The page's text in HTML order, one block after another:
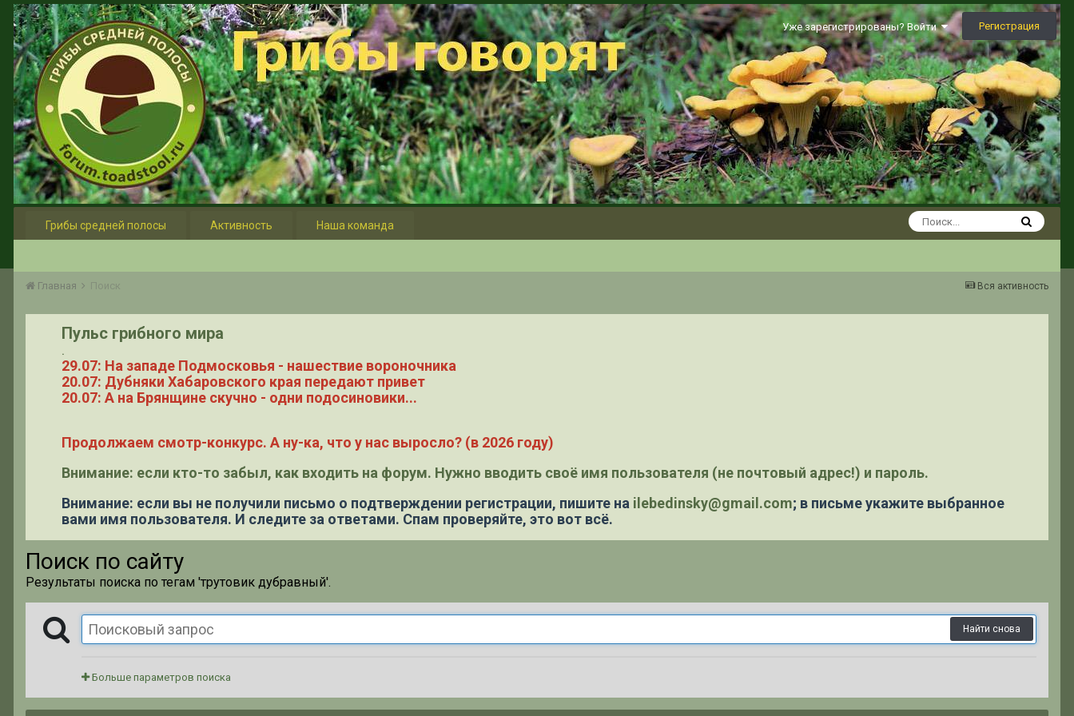
Уже зарегистрированы? Войти Регистрация
Грибы средней полосы Активность Наша команда
Вся активность
Главная Поиск
Пульс грибного мира
.
29.07: На западе Подмосковья - нашествие вороночника
20.07: Дубняки Хабаровского края передают привет
20.07: А на Брянщине скучно - одни подосиновики...
Продолжаем смотр-конкурс. А ну-ка, что у нас выросло? (в 2026 году)
Внимание: если кто-то забыл, как входить на форум. Нужно вводить своё имя пользователя (не почтовый адрес!) и пароль.
Внимание: если вы не получили письмо о подтверждении регистрации, пишите на ilebedinsky@gmail.com; в письме укажите выбранное
вами имя пользователя. И следите за ответами. Спам проверяйте, это вот всё.
Поиск по сайту
Результаты поиска по тегам 'трутовик дубравный'.
Найти снова
Больше параметров поиска